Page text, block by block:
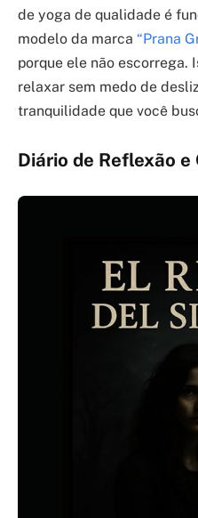
de yoga de qualidade é
modelo da marca “Prana
porque ele não escorrega.
relaxar sem medo de
tranquilidade que você
Diário de Reflexão